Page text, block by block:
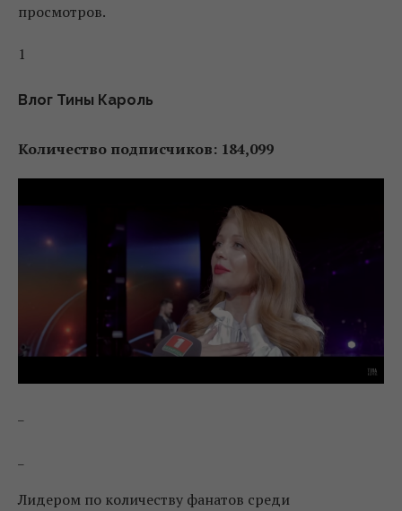
просмотров.
1
Влог Тины Кароль
Количество подписчиков: 184,099
Лидером по количеству фанатов среди